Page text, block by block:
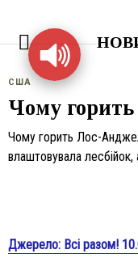
США
Чому
Чому горить Лос-
влаштовувала лесбійок,
Джерело: Всі разом!